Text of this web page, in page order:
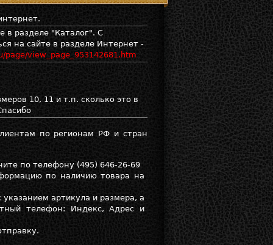
в разделе "Каталог". С
на сайте в разделе Интернет -
page/view_page_953142681.htm
10, 11 и т.п. сколько это в
по регионам РФ и стран
по телефону (495) 646-26-69
по наличию товара на
артикула и размера, а
телефон: Индекс, Адрес и